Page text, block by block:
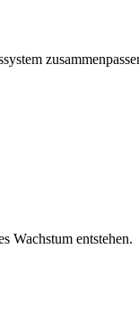
Wachstum entstehen.